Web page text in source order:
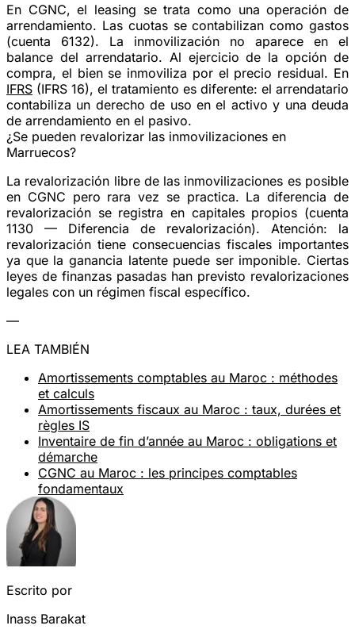
En CGNC, el leasing se trata como una operación de
arrendamiento. Las cuotas se contabilizan como gastos
(cuenta 6132). La inmovilización no aparece en el
balance del arrendatario. Al ejercicio de la opción de
compra, el bien se inmoviliza por el precio residual. En
IFRS (IFRS 16), el tratamiento es diferente: el arrendatario
contabiliza un derecho de uso en el activo y una deuda
de arrendamiento en el pasivo.
¿Se pueden revalorizar las inmovilizaciones en
Marruecos?
La revalorización libre de las inmovilizaciones es posible
en CGNC pero rara vez se practica. La diferencia de
revalorización se registra en capitales propios (cuenta
1130 — Diferencia de revalorización). Atención: la
revalorización tiene consecuencias fiscales importantes
ya que la ganancia latente puede ser imponible. Ciertas
leyes de finanzas pasadas han previsto revalorizaciones
legales con un régimen fiscal específico.
—
LEA TAMBIÉN
Amortissements comptables au Maroc : méthodes
et calculs
Amortissements fiscaux au Maroc : taux, durées et
règles IS
Inventaire de fin d’année au Maroc : obligations et
démarche
CGNC au Maroc : les principes comptables
fondamentaux
Escrito por
Inass Barakat